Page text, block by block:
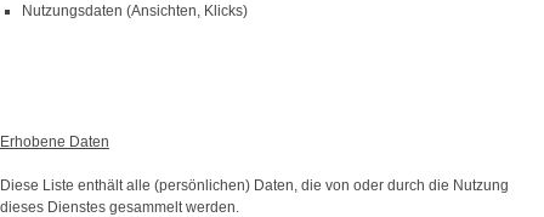
Nutzungsdaten (Ansichten, Klicks)
Erhobene Daten
Diese Liste enthält alle (persönlichen) Daten, die von oder durch die Nutzung
dieses Dienstes gesammelt werden.